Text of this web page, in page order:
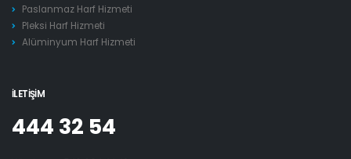
Paslanmaz Harf Hizmeti
Pleksi Harf Hizmeti
Alüminyum Harf Hizmeti
İLETIŞIM
444 32 54